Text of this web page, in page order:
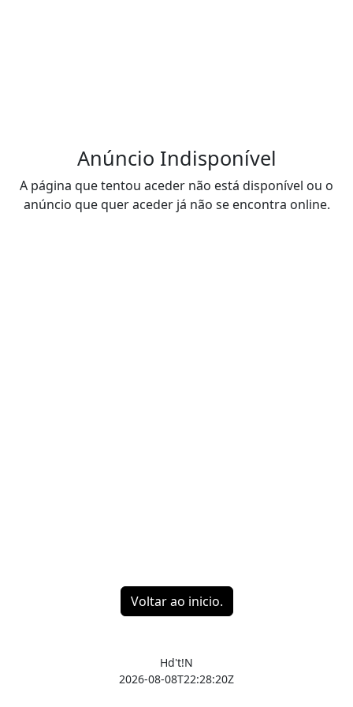
Anúncio Indisponível
A página que tentou aceder não está disponível ou o
anúncio que quer aceder já não se encontra online.
Voltar ao inicio.
Hd't!N
2026-08-08T22:28:20Z